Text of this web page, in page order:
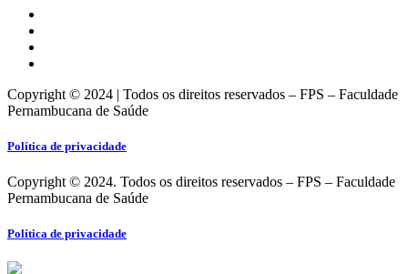
Copyright © 2024 | Todos os direitos reservados – FPS – Faculdade
Pernambucana de Saúde
Política de privacidade
Copyright © 2024. Todos os direitos reservados – FPS – Faculdade
Pernambucana de Saúde
Política de privacidade